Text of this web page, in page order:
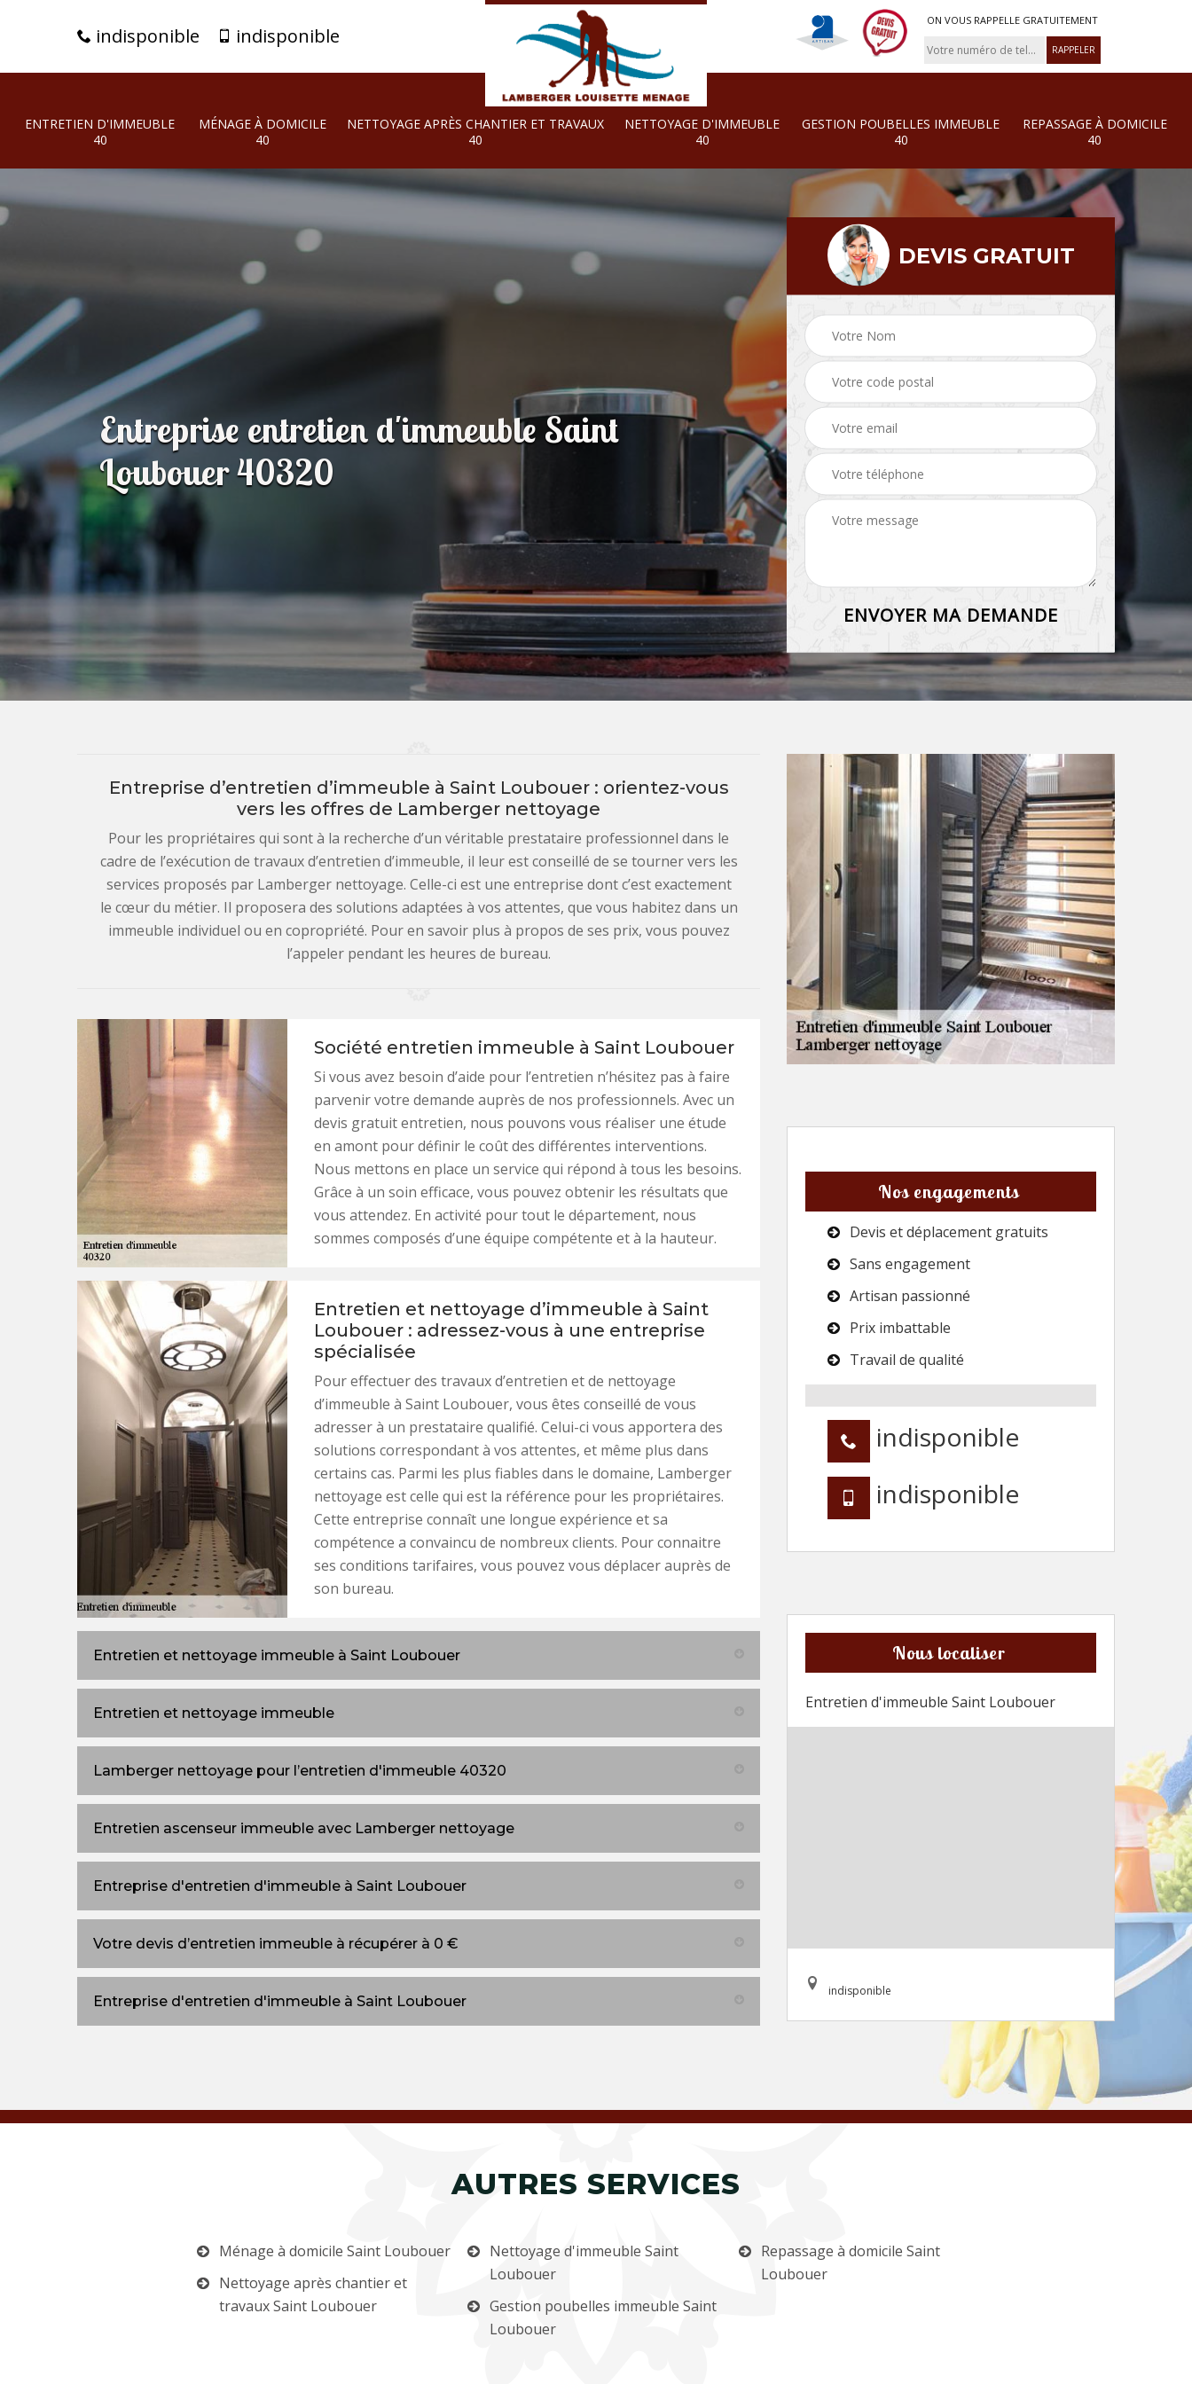
indisponible indisponible
ON VOUS RAPPELLE GRATUITEMENT
ENTRETIEN D'IMMEUBLE
40
MÉNAGE À DOMICILE
40
NETTOYAGE APRÈS CHANTIER ET TRAVAUX
40
NETTOYAGE D'IMMEUBLE
40
GESTION POUBELLES IMMEUBLE
40
REPASSAGE À DOMICILE
40
Entreprise entretien d'immeuble Saint
Loubouer 40320
DEVIS GRATUIT
Entreprise d’entretien d’immeuble à Saint Loubouer : orientez-vous
vers les offres de Lamberger nettoyage
Pour les propriétaires qui sont à la recherche d’un véritable prestataire professionnel dans le
cadre de l’exécution de travaux d’entretien d’immeuble, il leur est conseillé de se tourner vers les
services proposés par Lamberger nettoyage. Celle-ci est une entreprise dont c’est exactement
le cœur du métier. Il proposera des solutions adaptées à vos attentes, que vous habitez dans un
immeuble individuel ou en copropriété. Pour en savoir plus à propos de ses prix, vous pouvez
l’appeler pendant les heures de bureau.
Société entretien immeuble à Saint Loubouer
Si vous avez besoin d’aide pour l’entretien n’hésitez pas à faire
parvenir votre demande auprès de nos professionnels. Avec un
devis gratuit entretien, nous pouvons vous réaliser une étude
en amont pour définir le coût des différentes interventions.
Nous mettons en place un service qui répond à tous les besoins.
Grâce à un soin efficace, vous pouvez obtenir les résultats que
vous attendez. En activité pour tout le département, nous
sommes composés d’une équipe compétente et à la hauteur.
Entretien et nettoyage d’immeuble à Saint
Loubouer : adressez-vous à une entreprise
spécialisée
Pour effectuer des travaux d’entretien et de nettoyage
d’immeuble à Saint Loubouer, vous êtes conseillé de vous
adresser à un prestataire qualifié. Celui-ci vous apportera des
solutions correspondant à vos attentes, et même plus dans
certains cas. Parmi les plus fiables dans le domaine, Lamberger
nettoyage est celle qui est la référence pour les propriétaires.
Cette entreprise connaît une longue expérience et sa
compétence a convaincu de nombreux clients. Pour connaitre
ses conditions tarifaires, vous pouvez vous déplacer auprès de
son bureau.
Entretien et nettoyage immeuble à Saint Loubouer
Entretien et nettoyage immeuble
Lamberger nettoyage pour l’entretien d'immeuble 40320
Entretien ascenseur immeuble avec Lamberger nettoyage
Entreprise d'entretien d'immeuble à Saint Loubouer
Votre devis d’entretien immeuble à récupérer à 0 €
Entreprise d'entretien d'immeuble à Saint Loubouer
Nos engagements
Devis et déplacement gratuits
Sans engagement
Artisan passionné
Prix imbattable
Travail de qualité
indisponible
indisponible
Nous localiser
Entretien d'immeuble Saint Loubouer
indisponible
AUTRES SERVICES
Ménage à domicile Saint Loubouer
Nettoyage après chantier et
travaux Saint Loubouer
Nettoyage d'immeuble Saint
Loubouer
Gestion poubelles immeuble Saint
Loubouer
Repassage à domicile Saint
Loubouer